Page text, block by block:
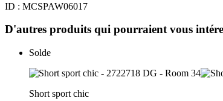
ID : MCSPAW06017
D'autres produits qui pourraient vous
Solde
Short sport chic